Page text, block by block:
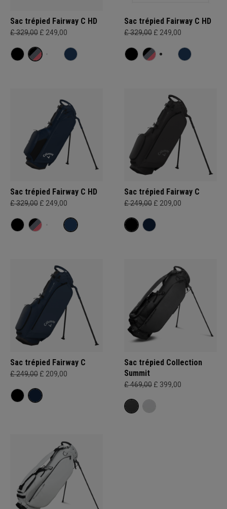
Sac trépied Fairway C HD
£ 329,00 £ 249,00
Sac trépied Fairway C HD
£ 329,00 £ 249,00
Sac trépied Fairway C HD
£ 329,00 £ 249,00
Sac trépied Fairway C
£ 249,00 £ 209,00
Sac trépied Fairway C
£ 249,00 £ 209,00
Sac trépied Collection
Summit
£ 469,00 £ 399,00